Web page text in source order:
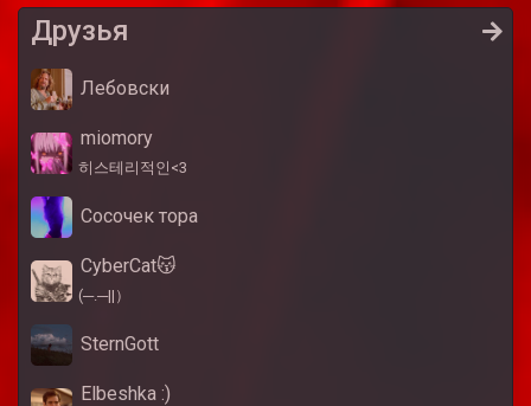
Друзья
Лебовски
miomory
히스테리적인<3
Сосочек тора
CyberCat😽
(⁠─⁠.⁠─⁠|⁠|⁠）
SternGott
Elbeshka :)